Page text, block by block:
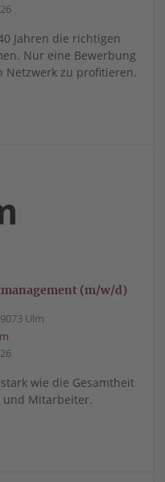
Jahren die richtigen
Nur eine Bewerbung
Netzwerk zu profitieren.
(m/w/d)
Ulm
wie die Gesamtheit
Mitarbeiter.